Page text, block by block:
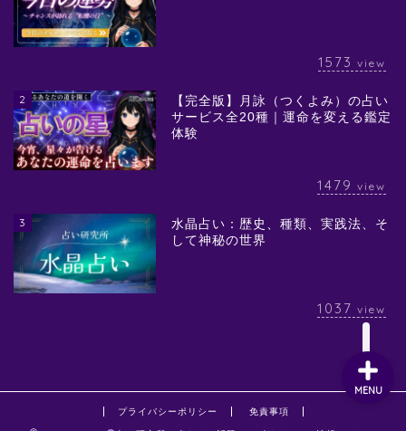
1573 view
2
【完全版】月詠（つくよみ）の占い
サービス全20種｜運命を変える鑑定
体験
1479 view
3
水晶占い：歴史、種類、実践法、そ
して神秘の世界
1037 view
プライバシーポリシー 免責事項
MENU